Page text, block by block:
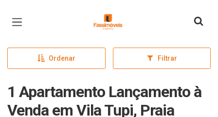
Página inicial
Ordenar Filtrar
1 Apartamento Lançamento à
Venda em Vila Tupi, Praia